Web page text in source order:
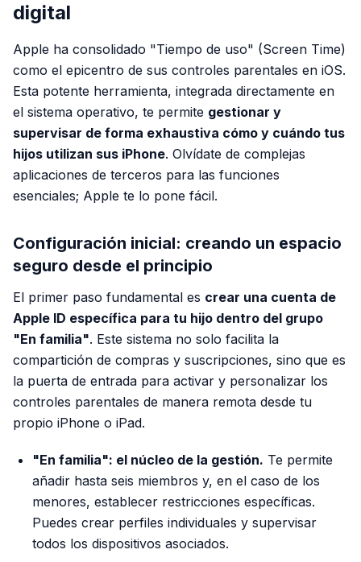
digital
Apple ha consolidado "Tiempo de uso" (Screen Time)
como el epicentro de sus controles parentales en iOS.
Esta potente herramienta, integrada directamente en
el sistema operativo, te permite gestionar y
supervisar de forma exhaustiva cómo y cuándo tus
hijos utilizan sus iPhone. Olvídate de complejas
aplicaciones de terceros para las funciones
esenciales; Apple te lo pone fácil.
Configuración inicial: creando un espacio
seguro desde el principio
El primer paso fundamental es crear una cuenta de
Apple ID específica para tu hijo dentro del grupo
"En familia". Este sistema no solo facilita la
compartición de compras y suscripciones, sino que es
la puerta de entrada para activar y personalizar los
controles parentales de manera remota desde tu
propio iPhone o iPad.
"En familia": el núcleo de la gestión. Te permite
añadir hasta seis miembros y, en el caso de los
menores, establecer restricciones específicas.
Puedes crear perfiles individuales y supervisar
todos los dispositivos asociados.